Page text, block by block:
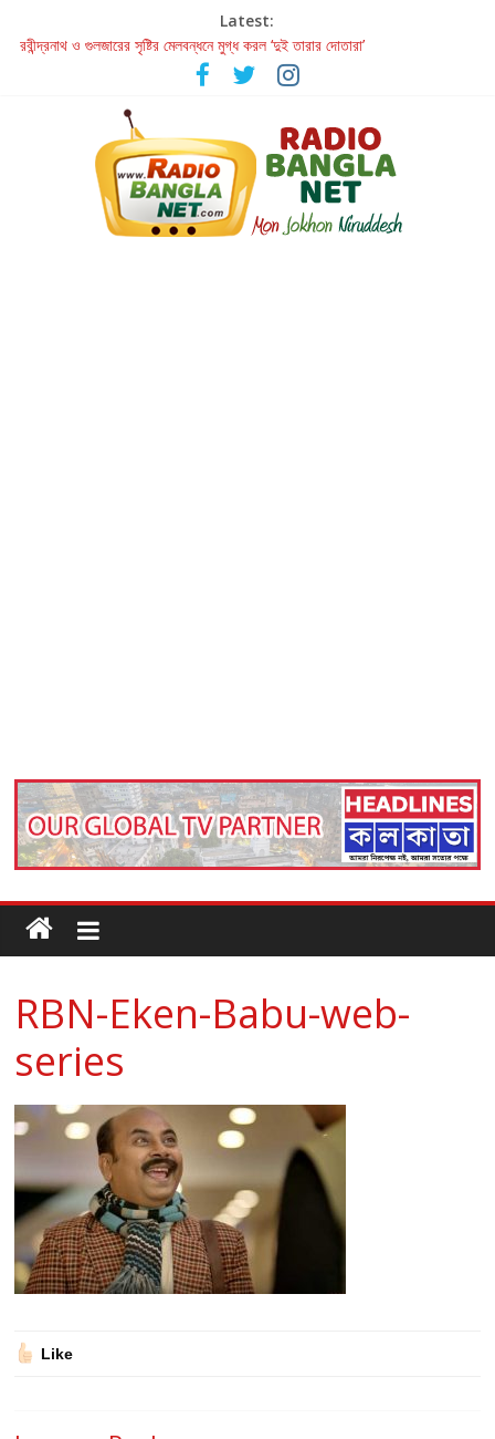
Latest:
রবীন্দ্রনাথ ও গুলজারের সৃষ্টির মেলবন্ধনে মুগ্ধ করল ‘দুই তারার দোতারা’
কলের গান থেকে রীলস্ — বাঙালির গান শোনার বিবর্তনের গল্প
জগন্নাথমঙ্গলম্ — বাংলায় প্রথমবার মঞ্চে এবার রথযাত্রার উদযাপন
Retribution: A Thought-Provoking Short Film That Challenges
Our Understanding of Justice
হাওয়া বদলের টলিউডে ‘তুমি এলে তাই’
RBN-Eken-Babu-web-
series
Like